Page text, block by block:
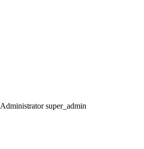
Administratorsuper_admin